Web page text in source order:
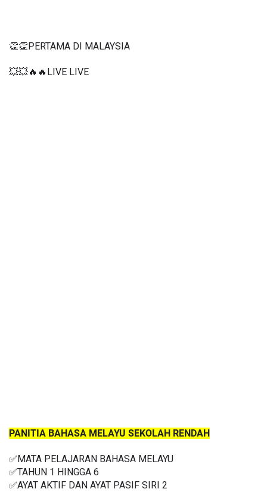
👏👏PERTAMA DI MALAYSIA
💥💥🔥🔥LIVE LIVE
PANITIA BAHASA MELAYU SEKOLAH RENDAH
✅MATA PELAJARAN BAHASA MELAYU
✅TAHUN 1 HINGGA 6
✅AYAT AKTIF DAN AYAT PASIF SIRI 2